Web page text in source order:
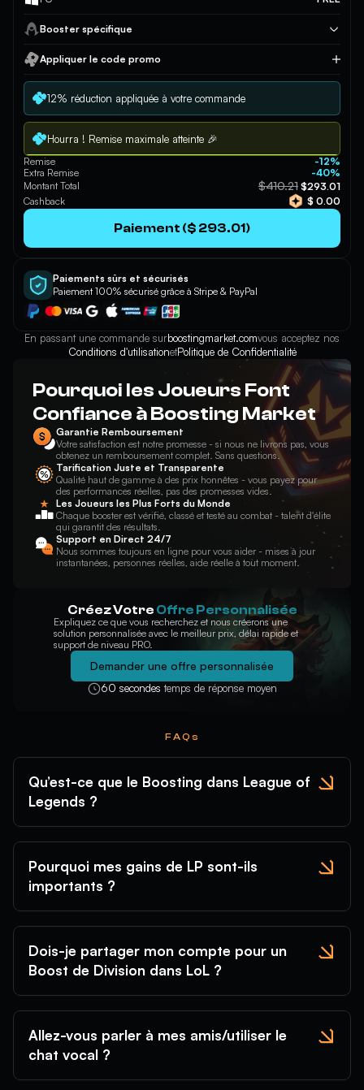
Booster spécifique
Appliquer le code promo
Appliquer
12% réduction appliquée à votre commande
Hourra ! Remise maximale atteinte 🎉
Remise
-12%
Extra Remise
-40%
Montant Total
$410.21 $293.01
Cashback
$ 0.00
Paiement ($ 293.01)
Paiements sûrs et sécurisés
Paiement 100% sécurisé grâce à Stripe & PayPal
En passant une commande surboostingmarket.comvous acceptez nos
Conditions d'utilisationetPolitique de Confidentialité
Pourquoi les Joueurs Font
Confiance à Boosting Market
Garantie Remboursement
Votre satisfaction est notre promesse - si nous ne livrons pas, vous
obtenez un remboursement complet. Sans questions.
Tarification Juste et Transparente
Qualité haut de gamme à des prix honnêtes - vous payez pour
des performances réelles, pas des promesses vides.
Les Joueurs les Plus Forts du Monde
Chaque booster est vérifié, classé et testé au combat - talent d'élite
qui garantit des résultats.
Support en Direct 24/7
Nous sommes toujours en ligne pour vous aider - mises à jour
instantanées, personnes réelles, aide réelle à tout moment.
Créez Votre Offre Personnalisée
Expliquez ce que vous recherchez et nous créerons une
solution personnalisée avec le meilleur prix, délai rapide et
support de niveau PRO.
Demander une offre personnalisée
60 secondestemps de réponse moyen
FAQs
Qu’est-ce que le Boosting dans League of
Legends ?
Pourquoi mes gains de LP sont-ils
importants ?
Dois-je partager mon compte pour un
Boost de Division dans LoL ?
Allez-vous parler à mes amis/utiliser le
chat vocal ?